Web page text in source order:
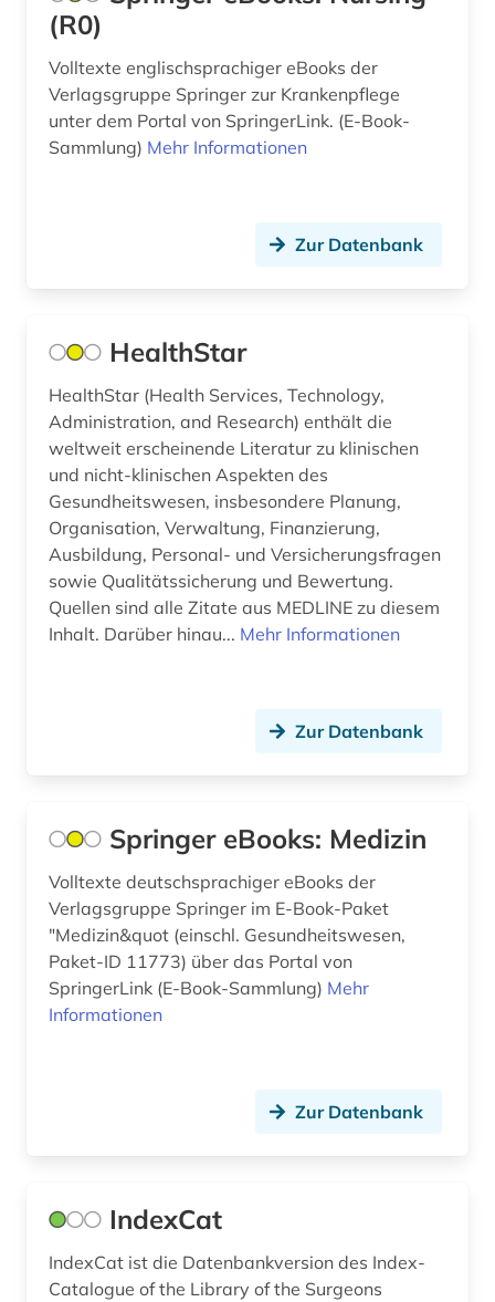
krankenhausverwaltung (1)
krankenpflege (3)
krankenversicherung (1)
marktforschung (1)
mathematik (1)
medizin (11)
medizinische versorgung (2)
mikrobiologie (1)
moderne werkstoffe (1)
molekularbiologie (1)
pflege (3)
physik (1)
politik (1)
repository (1)
(R0)
Volltexte englischsprachiger eBooks der
Verlagsgruppe Springer zur Krankenpflege
unter dem Portal von SpringerLink. (E-Book-
Sammlung) Mehr Informationen
Zur Datenbank
HealthStar
HealthStar (Health Services, Technology,
Administration, and Research) enthält die
weltweit erscheinende Literatur zu klinischen
und nicht-klinischen Aspekten des
Gesundheitswesen, insbesondere Planung,
Organisation, Verwaltung, Finanzierung,
Ausbildung, Personal- und Versicherungsfragen
sowie Qualitätssicherung und Bewertung.
Quellen sind alle Zitate aus MEDLINE zu diesem
Inhalt. Darüber hinau... Mehr Informationen
Zur Datenbank
Springer eBooks: Medizin
Volltexte deutschsprachiger eBooks der
Verlagsgruppe Springer im E-Book-Paket
"Medizin&quot (einschl. Gesundheitswesen,
Paket-ID 11773) über das Portal von
SpringerLink (E-Book-Sammlung) Mehr
Informationen
Zur Datenbank
IndexCat
IndexCat ist die Datenbankversion des Index-
Catalogue of the Library of the Surgeons